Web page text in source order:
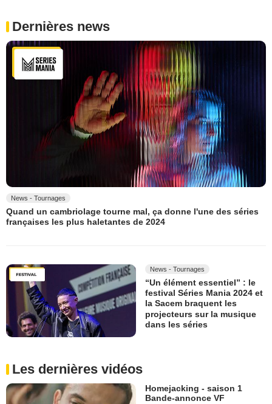
Dernières news
News - Tournages
Quand un cambriolage tourne mal, ça donne l'une des séries
françaises les plus haletantes de 2024
News - Tournages
“Un élément essentiel” : le
festival Séries Mania 2024 et
la Sacem braquent les
projecteurs sur la musique
dans les séries
Les dernières vidéos
Homejacking - saison 1
Bande-annonce VF